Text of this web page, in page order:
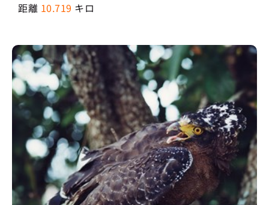
距離 10.719 キロ